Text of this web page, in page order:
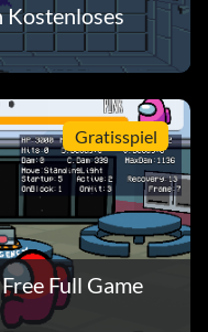
Kostenloses
Gratisspiel
Full Game